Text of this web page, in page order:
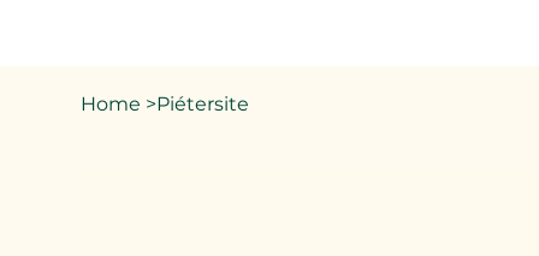
Home >Piétersite